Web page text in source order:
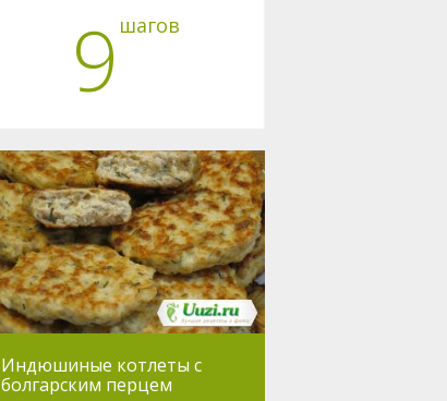
9 шагов
Индюшиные котлеты с
болгарским перцем